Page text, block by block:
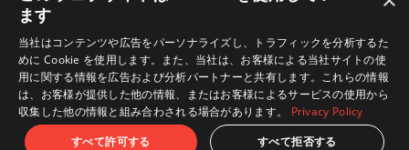
© ARC SYSTEM WORKS / © 2024 CD PROJEKT S.A. All rights reserved. CD
PROJEKT, the CD PROJEKT logo, Cyberpunk, Cyberpunk 2077, the
Cyberpunk 2077 logo and Cyberpunk: Edgerunners are trademarks and/or
registered trademarks of CD PROJEKT S.A. in the US and/or other
countries.
ENGLISH
ます
当社はコンテンツや広告をパーソナライズし、トラフィックを分析するた
めに Cookie を使用します。また、当社は、お客様による当社サイトの使
用に関する情報を広告および分析パートナーと共有します。これらの情報
は、お客様が提供した他の情報、またはお客様によるサービスの使用から
収集した他の情報と組み合わされる場合があります。
Privacy Policy
すべて許可する
すべて拒否する